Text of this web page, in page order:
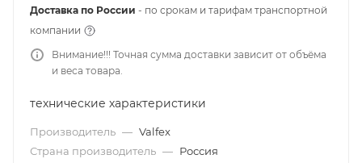
Доставка по России - по срокам и тарифам транспортной
компании
Внимание!!! Точная сумма доставки зависит от объёма
и веса товара.
технические характеристики
Производитель — Valfex
Страна производитель — Россия